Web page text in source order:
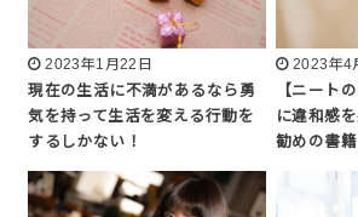
2023年1月22日
現在の生活に不満があるなら勇
気を持って生活を変える行動を
するしかない！
2023年4
【ニート
に違和感
勧めの書籍